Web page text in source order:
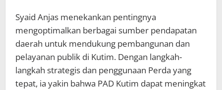
Syaid Anjas menekankan pentingnya
mengoptimalkan berbagai sumber pendapatan
daerah untuk mendukung pembangunan dan
pelayanan publik di Kutim. Dengan langkah-
langkah strategis dan penggunaan Perda yang
tepat, ia yakin bahwa PAD Kutim dapat meningkat